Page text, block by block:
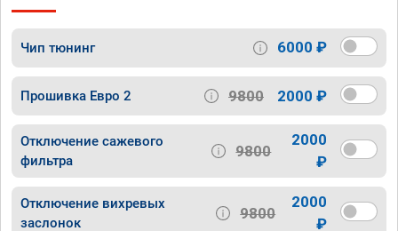
Чип тюнинг 6000 ₽
Прошивка Евро 2 9800 2000 ₽
Отключение сажевого
фильтра
9800
2000
₽
Отключение вихревых
заслонок
9800
2000
₽